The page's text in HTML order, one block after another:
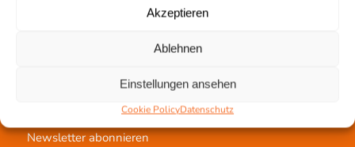
Akzeptieren
Ablehnen
Einstellungen ansehen
Cookie PolicyDatenschutz
Newsletter abonnieren